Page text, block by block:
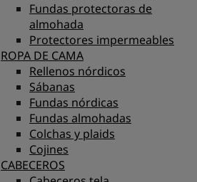
Fundas protectoras de
almohada
Protectores impermeables
ROPA DE CAMA
Rellenos nórdicos
Sábanas
Fundas nórdicas
Fundas almohadas
Colchas y plaids
Cojines
CABECEROS